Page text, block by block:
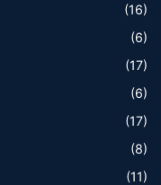
(16)
(6)
(17)
(6)
(17)
(8)
(11)